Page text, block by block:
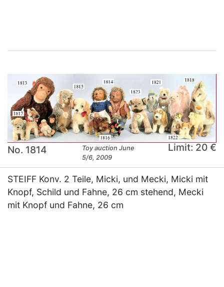
No. 1814
Toy auction June
5/6, 2009
Limit: 20 €
STEIFF Konv. 2 Teile, Micki, und Mecki, Micki mit
Knopf, Schild und Fahne, 26 cm stehend, Mecki
mit Knopf und Fahne, 26 cm